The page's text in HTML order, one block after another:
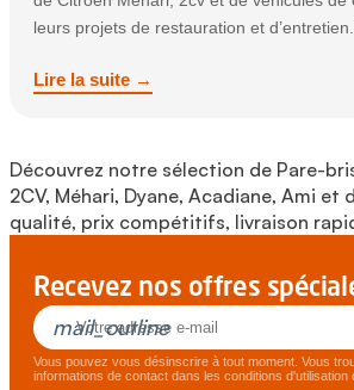
leurs projets de restauration et
des années une référence dans la vente
Lire la suite →
Découvrez notre sélection de Pare-
2CV, Méhari, Dyane, Acadiane, Ami et
qualité, prix compétitifs, livraison
Recevez nos offres
mail_outline
Vous pouvez vous désinscrire à tout moment. Vous
informations de contact dans les conditions d'utilisation